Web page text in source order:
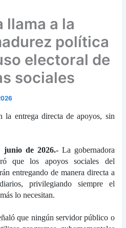
llama a la
política
electoral de
sociales
la entrega directa de apoyos, sin
junio de 2026.-La gobernadora
que los apoyos sociales del
entregando de manera directa a
privilegiando siempre el
lo necesitan.
que ningún servidor público o